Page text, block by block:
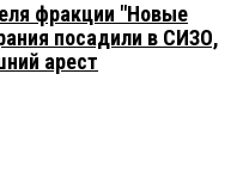
фракции "Новые
посадили в СИЗО,
арест